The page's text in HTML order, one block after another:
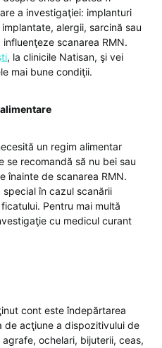
a investigaţiei: implanturi
alergii, sarcină sau
scanarea RMN.
, la clinicile Natisan, şi vei
mai bune condiţii.
un regim alimentar
se recomandă să nu bei sau
înainte de scanarea RMN.
în cazul scanării
Pentru mai multă
cu medicul curant
cont este îndepărtarea
de acţiune a dispozitivului de
ochelari, bijuterii, ceas,